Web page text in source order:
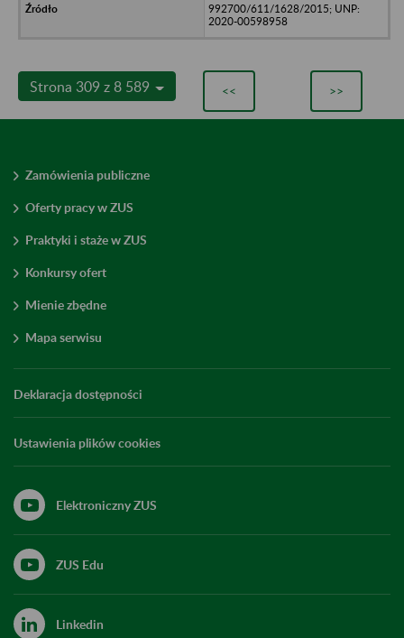
992700/611/1628/2015; UNP:
2020-00598958
Strona 309 z 8 589 << >>
Zamówienia publiczne
Oferty pracy w ZUS
Praktyki i staże w ZUS
Konkursy ofert
Mienie zbędne
Mapa serwisu
Deklaracja dostępności
Ustawienia plików cookies
Elektroniczny ZUS
ZUS Edu
Linkedin